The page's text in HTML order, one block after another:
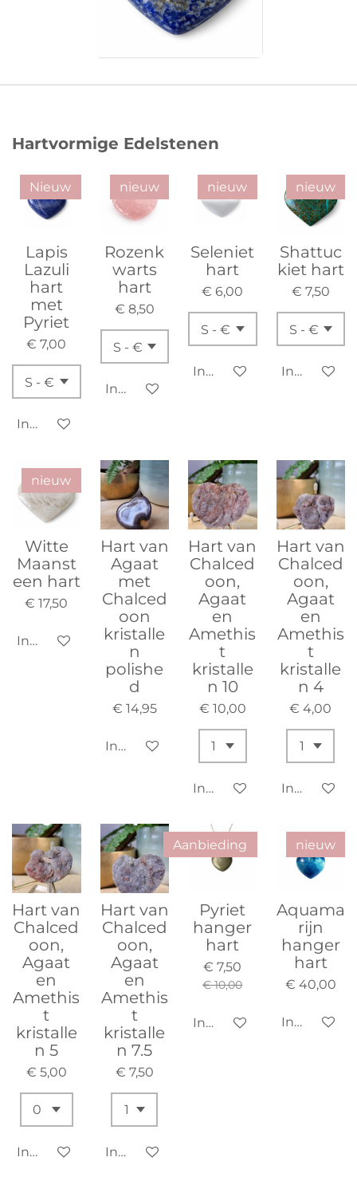
Hartvormige Edelstenen
Nieuw
Lapis
Lazuli
hart
met
Pyriet
€ 7,00
In winkelwagen
nieuw
Rozenk
warts
hart
€ 8,50
In winkelwagen
nieuw
Seleniet
hart
€ 6,00
In winkelwagen
nieuw
Shattuc
kiet hart
€ 7,50
In
nieuw
Witte
Maanst
een hart
€ 17,50
In winkelwagen
Hart van
Agaat
met
Chalced
oon
kristalle
n
polishe
d
€ 14,95
In winkelwagen
Hart van
Chalced
oon,
Agaat
en
Amethis
t
kristalle
n 10
€ 10,00
In winkelwagen
Hart van
Chalced
oon,
Agaat
en
Amethis
t
kristalle
n 4
€ 4,00
In
Hart van
Chalced
oon,
Agaat
en
Amethis
t
kristalle
n 5
€ 5,00
In winkelwagen
Hart van
Chalced
oon,
Agaat
en
Amethis
t
kristalle
n 7.5
€ 7,50
In winkelwagen
Aanbieding
Pyriet
hanger
hart
€ 7,50
€ 10,00
In winkelwagen
nieuw
Aquama
rijn
hanger
hart
€ 40,00
In